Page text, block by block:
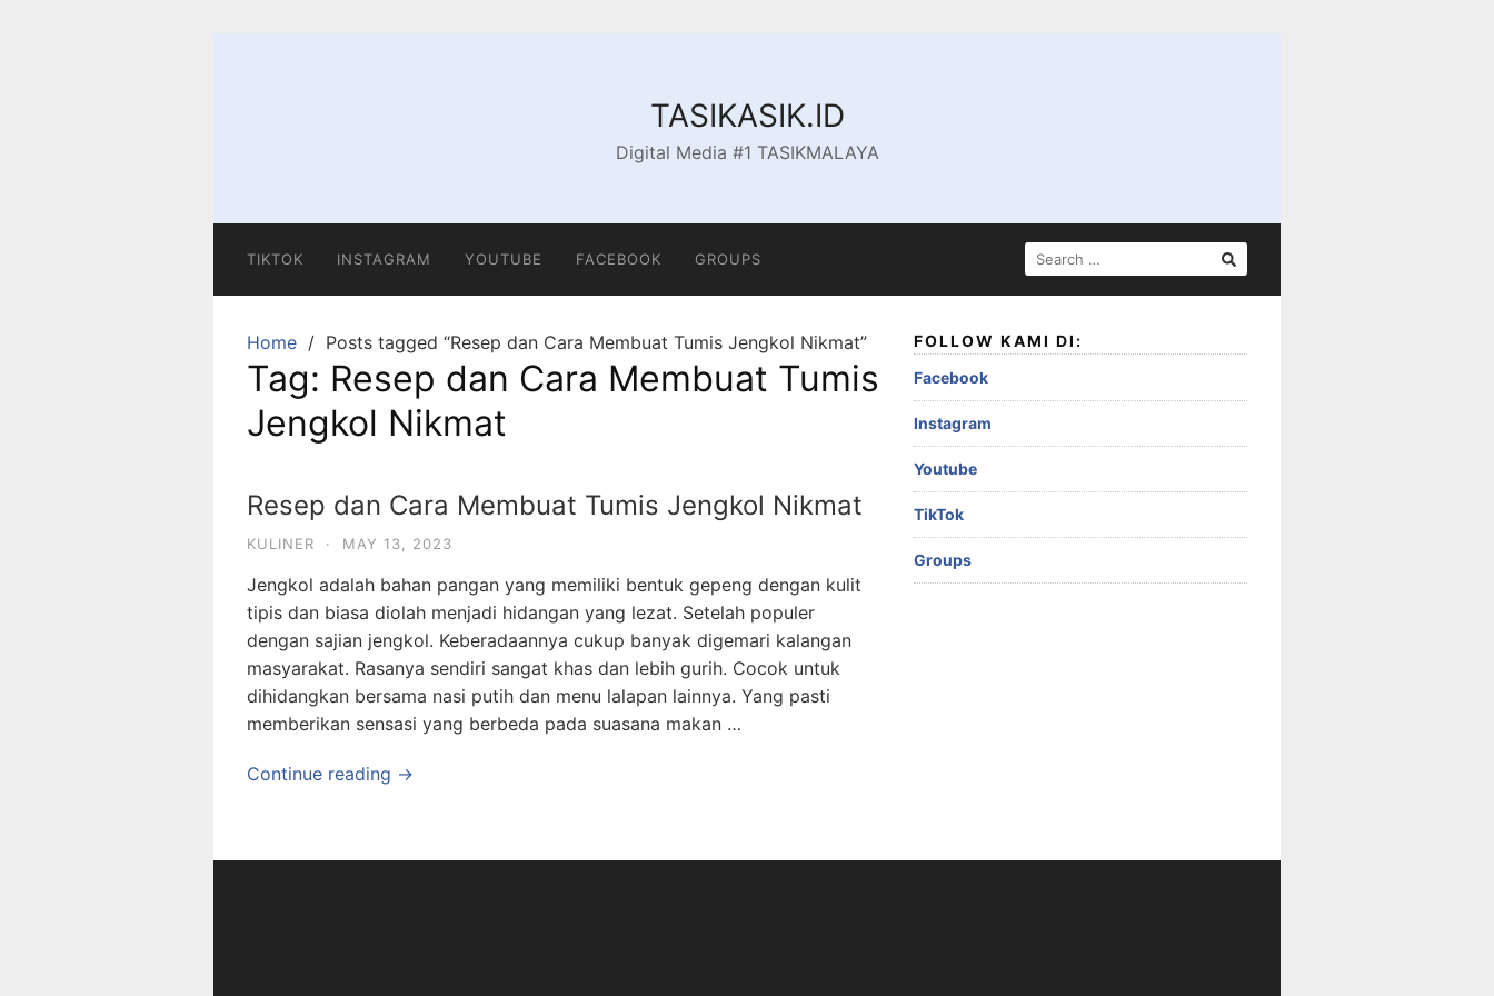
TASIKASIK.ID
Digital Media #1 TASIKMALAYA
TIKTOK INSTAGRAM YOUTUBE FACEBOOK GROUPS
SEARCH
FOR:
Home Posts tagged “Resep dan Cara Membuat Tumis Jengkol Nikmat”
Tag: Resep dan Cara Membuat Tumis
Jengkol Nikmat
Resep dan Cara Membuat Tumis Jengkol Nikmat
KULINER · MAY 13, 2023
Jengkol adalah bahan pangan yang memiliki bentuk gepeng dengan kulit
tipis dan biasa diolah menjadi hidangan yang lezat. Setelah populer
dengan sajian jengkol. Keberadaannya cukup banyak digemari kalangan
masyarakat. Rasanya sendiri sangat khas dan lebih gurih. Cocok untuk
dihidangkan bersama nasi putih dan menu lalapan lainnya. Yang pasti
memberikan sensasi yang berbeda pada suasana makan …
Continue reading →
FOLLOW KAMI DI:
Facebook
Instagram
Youtube
TikTok
Groups